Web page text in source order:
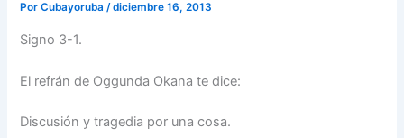
PorCubayoruba/diciembre 16, 2013
Signo 3-1.
El refrán de Oggunda Okana te dice:
Discusión y tragedia por una cosa.